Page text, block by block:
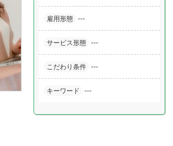
雇用形態 ---
サービス形態 ---
こだわり条件 ---
キーワード ---